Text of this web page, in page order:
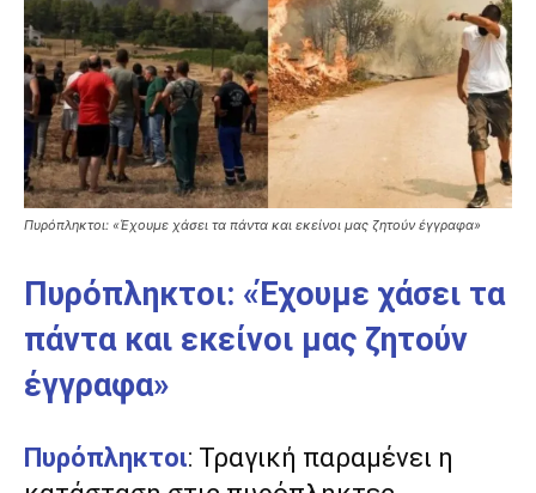
Πυρόπληκτοι: «Έχουμε χάσει τα πάντα και εκείνοι μας ζητούν έγγραφα»
Πυρόπληκτοι: «Έχουμε χάσει τα
πάντα και εκείνοι μας ζητούν
έγγραφα»
Πυρόπληκτοι: Τραγική παραμένει η